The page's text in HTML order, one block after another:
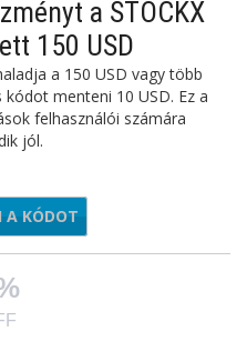
a STOCKX
150 USD
a 150 USD vagy több
menteni 10 USD. Ez a
felhasználói számára
jól.
A KÓDOT